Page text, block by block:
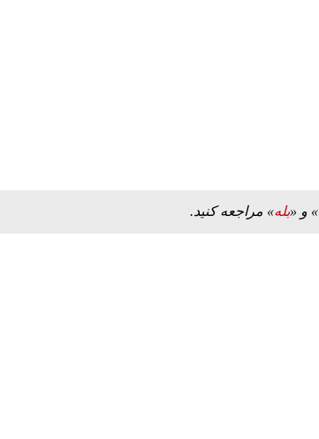
» و «بله» مراجعه کنید.